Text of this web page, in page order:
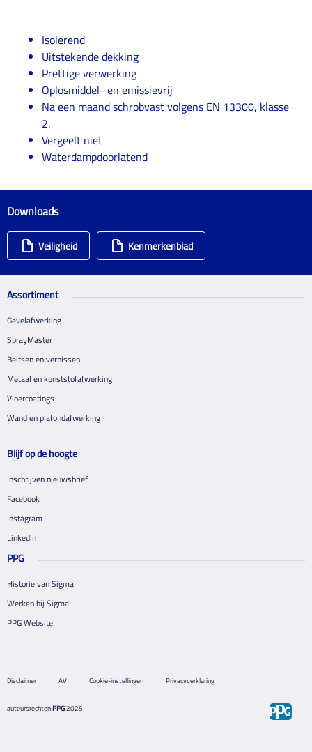
Isolerend
Uitstekende dekking
Prettige verwerking
Oplosmiddel- en emissievrij
Na een maand schrobvast volgens EN 13300, klasse
2.
Vergeelt niet
Waterdampdoorlatend
Downloads
Veiligheid Kenmerkenblad
Assortiment
Gevelafwerking
SprayMaster
Beitsen en vernissen
Metaal en kunststofafwerking
Vloercoatings
Wand en plafondafwerking
Blijf op de hoogte
Inschrijven nieuwsbrief
Facebook
Instagram
Linkedin
PPG
Historie van Sigma
Werken bij Sigma
PPG Website
Disclaimer AV Cookie-instellingen Privacyverklaring
auteursrechtenPPG2025